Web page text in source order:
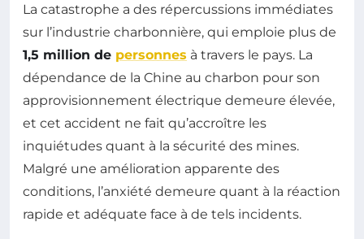
La catastrophe a des répercussions immédiates
sur l’industrie charbonnière, qui emploie plus de
1,5 million de personnes à travers le pays. La
dépendance de la Chine au charbon pour son
approvisionnement électrique demeure élevée,
et cet accident ne fait qu’accroître les
inquiétudes quant à la sécurité des mines.
Malgré une amélioration apparente des
conditions, l’anxiété demeure quant à la réaction
rapide et adéquate face à de tels incidents.